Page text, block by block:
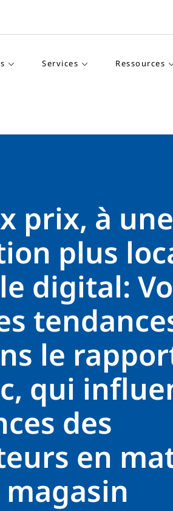
Services Ressources
prix, à une
plus
digital:
le
qui
des
en